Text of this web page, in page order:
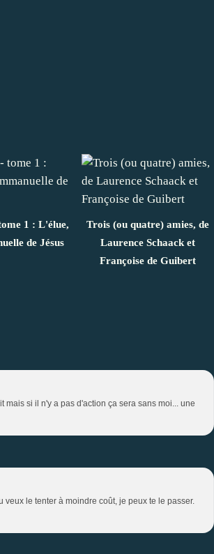
1 : L'élue,
de Jésus
Trois (ou quatre) amies, de
Laurence Schaack et
Françoise de Guibert
si il n'y a pas d'action ça sera sans moi... une
le tenter à moindre coût, je peux te le passer.